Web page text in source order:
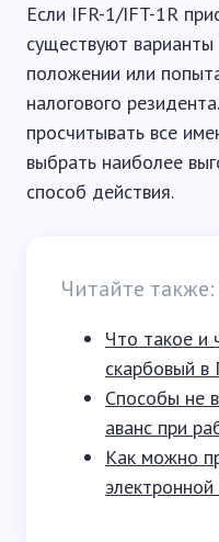
Если IFR-1/IFT-1R
существуют
положении или
налогового
просчитывать все
выбрать наиболее
способ действия.
Читайте также:
Что такое и
скарбовый
Способы не
аванс при
Как можно